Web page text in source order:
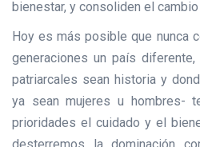
bienestar, y consoliden el
Hoy es más posible que nunca
generaciones un país
patriarcales sean historia y
ya sean mujeres u hombres-
prioridades el cuidado y el